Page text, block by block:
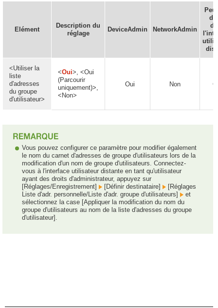
Elément
Description du
réglage
DeviceAdmin NetworkAdmin
<Utiliser la
liste
d'adresses
du groupe
d'utilisateur>
<Oui>, <Oui
(Parcourir
uniquement)>,
<Non>
Oui Non
Vous pouvez configurer ce paramètre pour modifier également
le nom du carnet d'adresses de groupe d'utilisateurs lors de la
modification d'un nom de groupe d'utilisateurs. Connectez-
vous à l'interface utilisateur distante en tant qu'utilisateur
ayant des droits d'administrateur, appuyez sur
[Réglages/Enregistrement]
[Définir destinataire]
[Réglages
Liste d'adr. personnelle/Liste d'adr. groupe d'utilisateurs]
et
sélectionnez la case [Appliquer la modification du nom du
groupe d'utilisateurs au nom de la liste d'adresses du groupe
d'utilisateur].